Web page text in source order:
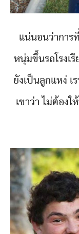
แน่นอนว่าการ
หนุ่มขึ้นรถโรงเ
ยังเป็นลูกแหง่ เ
เขาว่า ไม่ต้อง